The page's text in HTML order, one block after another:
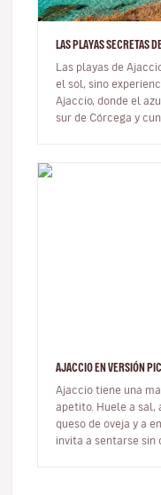
LAS PLAYAS SECRETAS
Las playas de
el sol, sino
Ajaccio, donde el azul lo
sur de Córcega y
AJACCIO EN VERSIÓN
Ajaccio tiene una
apetito. Huele a sal,
queso de oveja y a
invita a sentarse sin